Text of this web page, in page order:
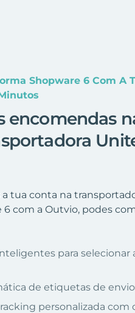
Shopware 6 Com A
encomendas
tua conta na
com a Outvio, podes
para
de etiquetas de
personalizada